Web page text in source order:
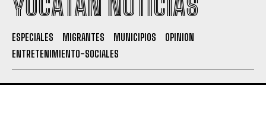
YUCATÁN NOTICIAS
ESPECIALES MIGRANTES MUNICIPIOS
OPINION
ENTRETENIMIENTO-SOCIALES